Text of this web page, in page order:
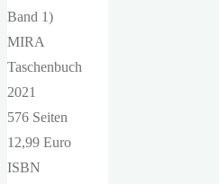
Band 1)
MIRA
Taschenbuch
2021
576 Seiten
12,99 Euro
ISBN